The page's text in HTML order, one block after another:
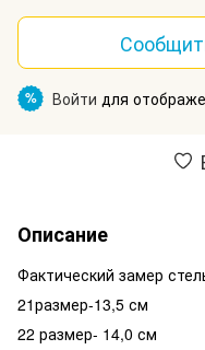
% Войти для
Описание
Фактический замер
21размер-13,5 см
22 размер- 14,0 см